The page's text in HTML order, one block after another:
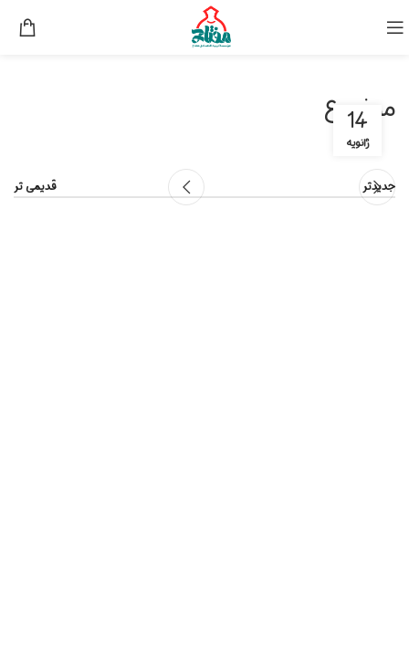
موضوع
14
ژانویه
جدیدتر قدیمی تر